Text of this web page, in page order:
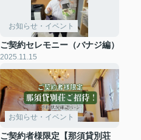
お知らせ・イベント
ご契約セレモニー（バナジ編）
2025.11.15
お知らせ・イベント
ご契約者様限定【那須貸別荘